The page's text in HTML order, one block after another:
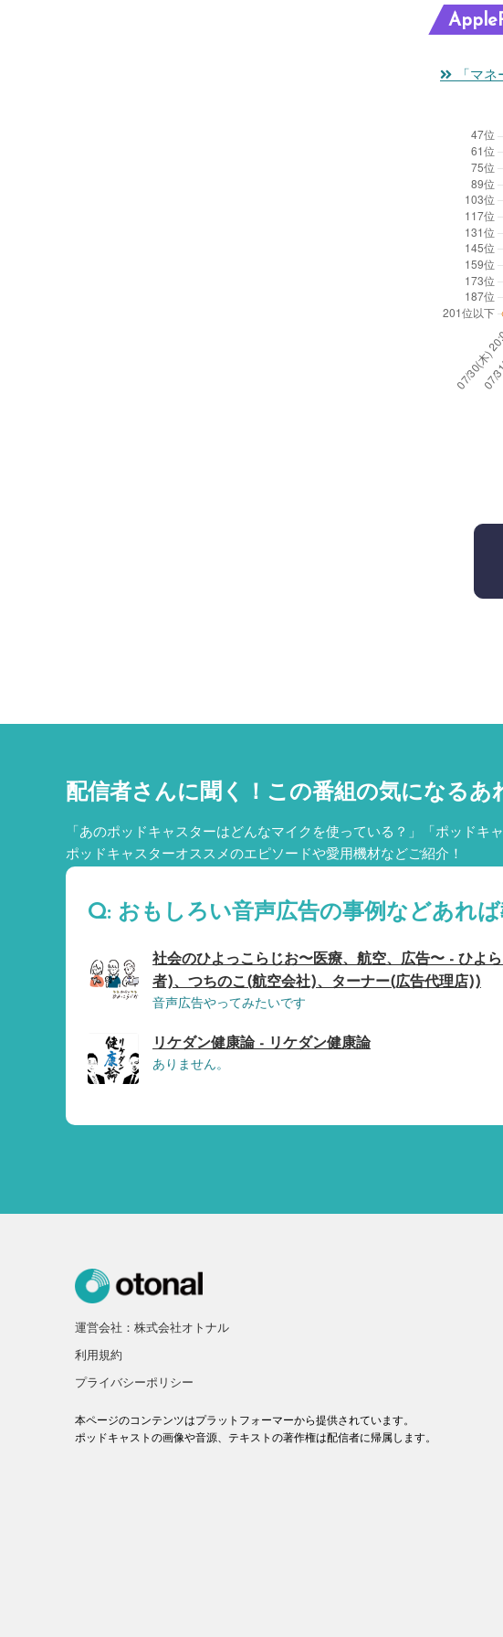
「マネ
配信者さんに聞く！ この番組の気になるあ
「あのポッドキャスターはどんなマイクを使っている？」「ポッドキ
ポッドキャスターオススメのエピソードや愛用機材などご紹介！
Q: おもしろい音声広告の事例などあれ
社会のひよっこらじお〜医療、航空、広告〜 - ひよ
者)、つちのこ(航空会社)、ターナー(広告代理店))
音声広告やってみたいです
リケダン健康論 - リケダン健康論
ありません。
運営会社：株式会社オトナル
利用規約
プライバシーポリシー
本ページのコンテンツはプラットフォーマーから提供されています。
ポッドキャストの画像や音源、テキストの著作権は配信者に帰属します。